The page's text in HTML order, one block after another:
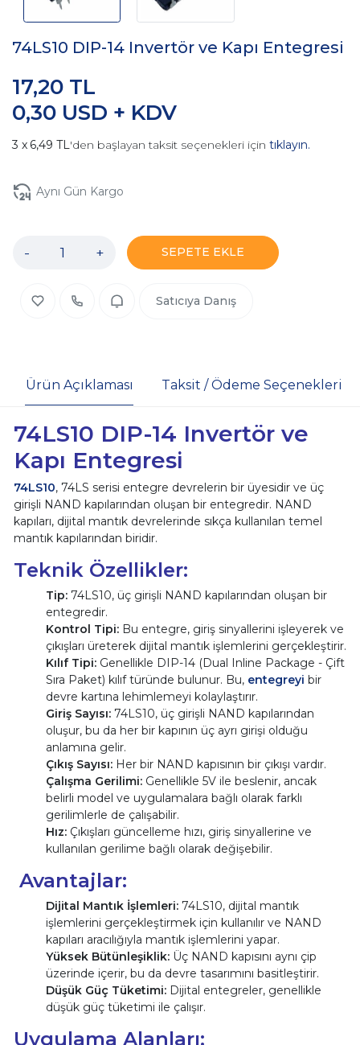
74LS10 DIP-14 Invertör ve Kapı Entegresi
0,30 USD + KDV
17,20 TL
6,49 TL'den başlayan taksit seçenekleri için tıklayın.
Aynı Gün Kargo
- + SEPETE EKLE
Satıcıya Danış
Ürün Açıklaması Taksit / Ödeme Seçenekleri
74LS10 DIP-14 Invertör ve
Kapı Entegresi
74LS10, 74LS serisi entegre devrelerin bir üyesidir ve üç
girişli NAND kapılarından oluşan bir entegredir. NAND
kapıları, dijital mantık devrelerinde sıkça kullanılan temel
mantık kapılarından biridir.
Teknik Özellikler:
Tip:74LS10, üç girişli NAND kapılarından oluşan bir
entegredir.
Kontrol Tipi:Bu entegre, giriş sinyallerini işleyerek ve
çıkışları üreterek dijital mantık işlemlerini gerçekleştirir.
Kılıf Tipi:Genellikle DIP-14 (Dual Inline Package - Çift
Sıra Paket) kılıf türünde bulunur. Bu, entegreyi bir
devre kartına lehimlemeyi kolaylaştırır.
Giriş Sayısı:74LS10, üç girişli NAND kapılarından
oluşur, bu da her bir kapının üç ayrı girişi olduğu
anlamına gelir.
Çıkış Sayısı:Her bir NAND kapısının bir çıkışı vardır.
Çalışma Gerilimi:Genellikle 5V ile beslenir, ancak
belirli model ve uygulamalara bağlı olarak farklı
gerilimlerle de çalışabilir.
Hız:Çıkışları güncelleme hızı, giriş sinyallerine ve
kullanılan gerilime bağlı olarak değişebilir.
Avantajlar:
Dijital Mantık İşlemleri:74LS10, dijital mantık
işlemlerini gerçekleştirmek için kullanılır ve NAND
kapıları aracılığıyla mantık işlemlerini yapar.
Yüksek Bütünleşiklik:Üç NAND kapısını aynı çip
üzerinde içerir, bu da devre tasarımını basitleştirir.
Düşük Güç Tüketimi:Dijital entegreler, genellikle
düşük güç tüketimi ile çalışır.
Uygulama Alanları: